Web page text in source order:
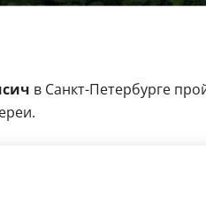
в Санкт-Петербурге